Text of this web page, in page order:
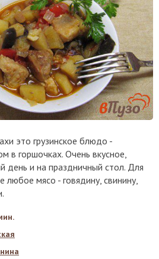
это грузинское блюдо -
в горшочках. Очень вкусное,
и на праздничный стол. Для
любое мясо - говядину, свинину,